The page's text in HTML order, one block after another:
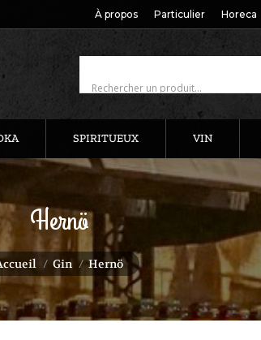
À propos Particulier Horeca
SPIRITUEUX VIN
Hernö
êtes ici :
Gin Hernö